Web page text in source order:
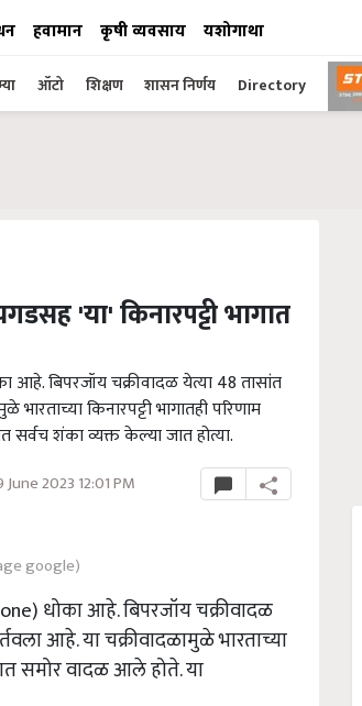
हवामान कृषी व्यवसाय यशोगाथा
ऑटो शिक्षण शासन निर्णय Directory
'या' किनारपट्टी भागात
आहे. बिपरजॉय चक्रीवादळ येत्या 48 तासांत
किनारपट्टी भागातही परिणाम
सर्वच शंका व्यक्त केल्या जात होत्या.
2023 12:01 PM
google)
धोका आहे. बिपरजॉय चक्रीवादळ
आहे. या चक्रीवादळामुळे भारताच्या
समोर वादळ आले होते. या